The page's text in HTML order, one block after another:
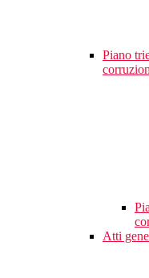
Piano
Atti